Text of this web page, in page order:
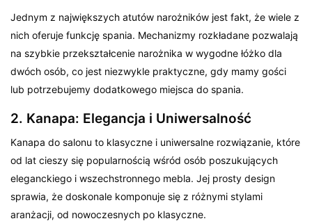
Jednym z największych atutów narożników jest fakt, że wiele z
nich oferuje funkcję spania. Mechanizmy rozkładane pozwalają
na szybkie przekształcenie narożnika w wygodne łóżko dla
dwóch osób, co jest niezwykle praktyczne, gdy mamy gości
lub potrzebujemy dodatkowego miejsca do spania.
2. Kanapa: Elegancja i Uniwersalność
Kanapa do salonu to klasyczne i uniwersalne rozwiązanie, które
od lat cieszy się popularnością wśród osób poszukujących
eleganckiego i wszechstronnego mebla. Jej prosty design
sprawia, że doskonale komponuje się z różnymi stylami
aranżacji, od nowoczesnych po klasyczne.